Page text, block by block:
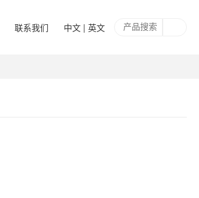
联系我们 中文 | 英文